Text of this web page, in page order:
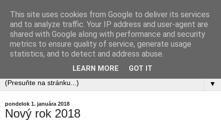
OM4Q - Rádioklub Manín
OM3RRC, OM3ROM, OM3KNS, OM3RDX
QTH: Považská Bystrica, Slovakia
▼
pondelok 1. januára 2018
Nový rok 2018
This site uses cookies from Google to deliver its services
and to analyze traffic. Your IP address and user-agent are
shared with Google along with performance and security
metrics to ensure quality of service, generate usage
statistics, and to detect and address abuse.
LEARN MORE GOT IT